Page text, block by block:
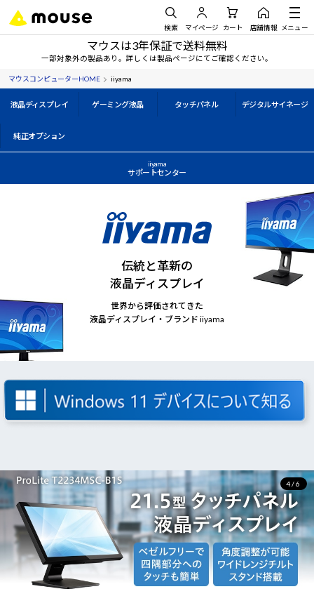
検索 マイページ カート 店舗情報 メニュー
マウスは3年保証で送料無料
一部対象外の製品あり。詳しくは製品ページにてご確認ください。
マウスコンピューターHOME iiyama
液晶ディスプレイ ゲーミング液晶 タッチパネル デジタルサイネージ
純正オプション
iiyama
サポートセンター
伝統と革新の
液晶ディスプレイ
世界から評価されてきた
液晶ディスプレイ・ブランド iiyama
4/6